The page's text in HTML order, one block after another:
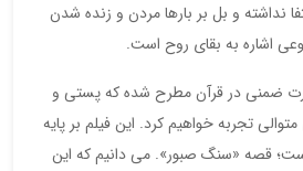
نداشته و بل بر بارها مردن و زنده شدن
اشاره به بقای روح است.
ضمنی در قرآن مطرح شده که پستی و
تجربه خواهیم کرد. این فیلم بر پایه
قصه «سنگ صبور». می دانیم که این